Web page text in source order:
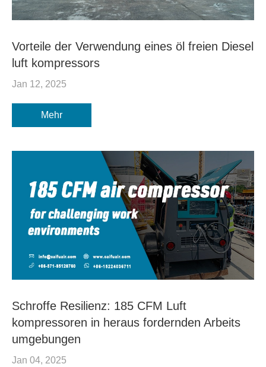
Vorteile der Verwendung eines öl freien Diesel
luft kompressors
Jan 12, 2025
Mehr
Schroffe Resilienz: 185 CFM Luft
kompressoren in heraus fordernden Arbeits
umgebungen
Jan 04, 2025